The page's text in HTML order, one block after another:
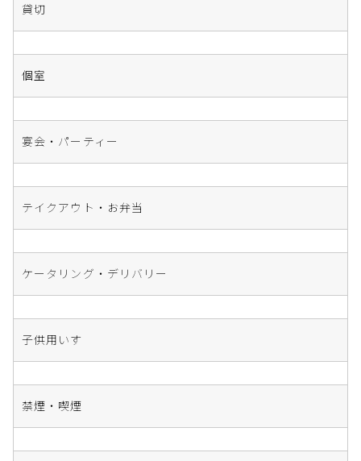
貸切
個室
宴会・パーティー
テイクアウト・お弁当
ケータリング・デリバリー
子供用いす
禁煙・喫煙